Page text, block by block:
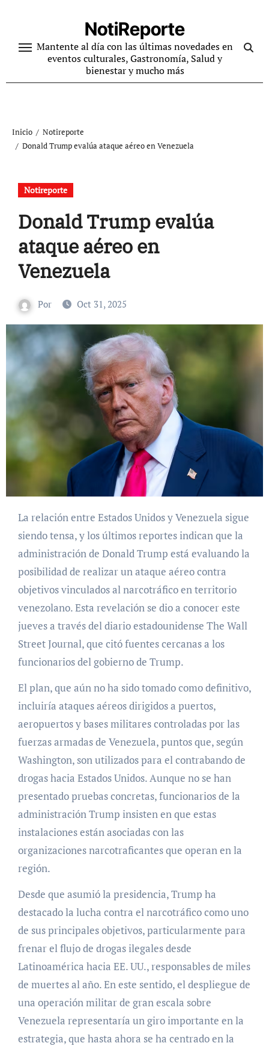
contenido
NotiReporte
Mantente al día con las últimas novedades en
eventos culturales, Gastronomía, Salud y
bienestar y mucho más
Inicio
Notireporte
Donald Trump evalúa ataque aéreo en Venezuela
Notireporte
Donald Trump evalúa
ataque aéreo en
Venezuela
Por Oct 31, 2025
La relación entre Estados Unidos y Venezuela sigue
siendo tensa, y los últimos reportes indican que la
administración de Donald Trump está evaluando la
posibilidad de realizar un ataque aéreo contra
objetivos vinculados al narcotráfico en territorio
venezolano. Esta revelación se dio a conocer este
jueves a través del diario estadounidense The Wall
Street Journal, que citó fuentes cercanas a los
funcionarios del gobierno de Trump.
El plan, que aún no ha sido tomado como definitivo,
incluiría ataques aéreos dirigidos a puertos,
aeropuertos y bases militares controladas por las
fuerzas armadas de Venezuela, puntos que, según
Washington, son utilizados para el contrabando de
drogas hacia Estados Unidos. Aunque no se han
presentado pruebas concretas, funcionarios de la
administración Trump insisten en que estas
instalaciones están asociadas con las
organizaciones narcotraficantes que operan en la
región.
Desde que asumió la presidencia, Trump ha
destacado la lucha contra el narcotráfico como uno
de sus principales objetivos, particularmente para
frenar el flujo de drogas ilegales desde
Latinoamérica hacia EE. UU., responsables de miles
de muertes al año. En este sentido, el despliegue de
una operación militar de gran escala sobre
Venezuela representaría un giro importante en la
estrategia, que hasta ahora se ha centrado en la